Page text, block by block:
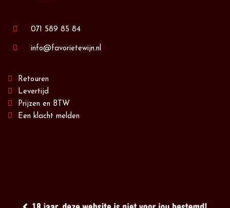
071 589 85 84
info@favorietewijn.nl
Retouren
Levertijd
Prijzen en BTW
Een klacht melden